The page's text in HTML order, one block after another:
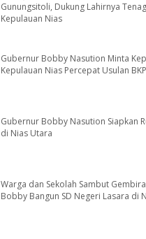
Gunungsitoli, Dukung Lahirnya
Kepulauan Nias
Gubernur Bobby Nasution Minta
Kepulauan Nias Percepat Usulan
Gubernur Bobby Nasution Siapkan
di Nias Utara
Warga dan Sekolah Sambut
Bobby Bangun SD Negeri Lasara di